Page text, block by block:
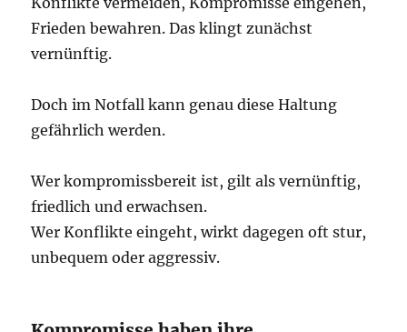
Frieden bewahren. Das klingt zunächst
vernünftig.
Doch im Notfall kann genau diese Haltung
gefährlich werden.
Wer kompromissbereit ist, gilt als vernünftig,
friedlich und erwachsen.
Wer Konflikte eingeht, wirkt dagegen oft stur,
unbequem oder aggressiv.